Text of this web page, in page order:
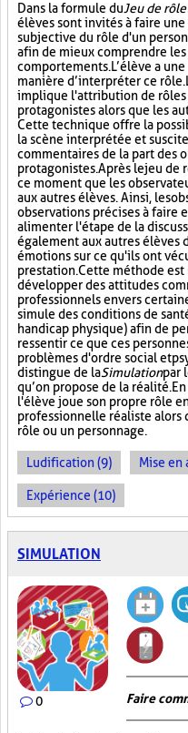
Dans la formule duJeu de
élèves sont invités à faire
subjective du rôle d'un
afin de mieux comprendre
comportements. L’élève a
manière d’interpréter ce
implique l'attribution de rôles
protagonistes alors que les
Cette technique offre la
la scène interprétée et
commentaires de la part des
protagonistes. Après le jeu
ce moment que les
aux autres élèves. Ainsi, les
observations précises à faire
alimenter l'étape de la
également aux autres élèves
émotions sur ce qu'ils ont
prestation. Cette méthode
développer des attitudes
professionnels envers
simule des conditions de
handicap physique) afin de
ressentir ce que ces
problèmes d'ordre social et
distingue de laSimulationpar
qu’on propose de la réalité.
l'élève joue son propre rôle
professionnelle réaliste alors
rôle ou un personnage.
Ludification (9) Mise en
Expérience (10)
SIMULATION
0 Faire